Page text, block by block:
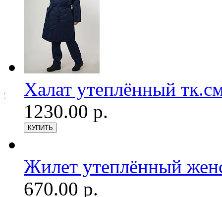
Халат утеплённый
1230.00 р.
Жилет утеплённый
670.00 р.